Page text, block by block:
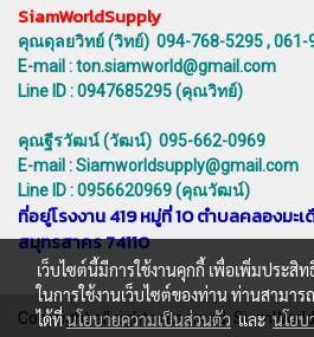
SiamWorldSupply
คุณดุลยวิทย์ (วิทย์) 094-768-5295 , 061-
E-mail : ton.siamworld@gmail.com
Line ID : 0947685295 (คุณวิทย์)
คุณฐีรวัฒน์ (วัฒน์) 095-662-0969
E-mail : Siamworldsupply@gmail.com
Line ID : 0956620969 (คุณวัฒน์)
ที่อยู่โรงงาน 419 หมู่ที่ 10 ตำบลคลองมะ
สมุทรสาคร 74110
Copyright all rights reserved.
เว็บไซต์นี้มีการใช้งานคุกกี้ เพื่อเพิ่มประ
ในการใช้งานเว็บไซต์ของท่าน ท่านสามาร
ได้ที่นโยบายความเป็นส่วนตัวและนโยบ